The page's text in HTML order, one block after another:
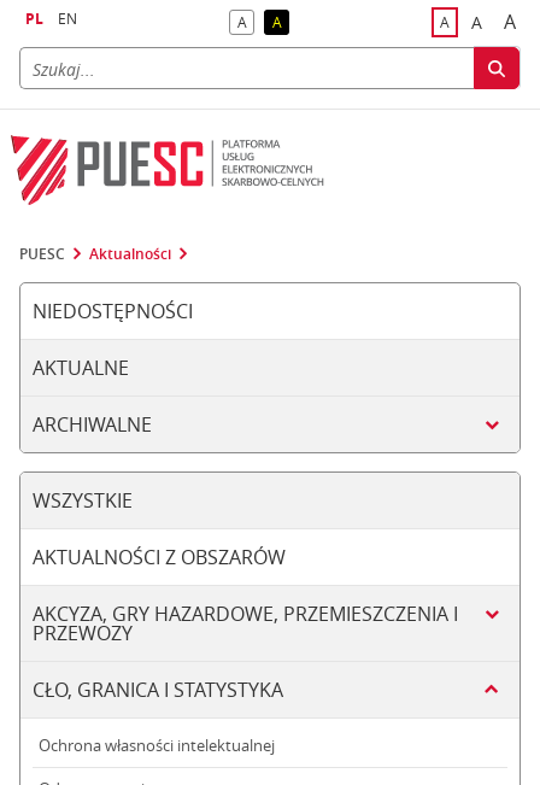
PL EN Akontrast domyślny
Akontrast żółty tekst na czarnym tle
Adomyślna
A A
PUESC Aktualności
NIEDOSTĘPNOŚCI
AKTUALNE
ARCHIWALNE
WSZYSTKIE
AKTUALNOŚCI Z OBSZARÓW
AKCYZA, GRY HAZARDOWE, PRZEMIESZCZENIA I
PRZEWOZY
CŁO, GRANICA I STATYSTYKA
Ochrona własności intelektualnej